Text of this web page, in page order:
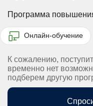
Программа
Онлайн-обучение
К сожалению,
временно нет
подберем другую